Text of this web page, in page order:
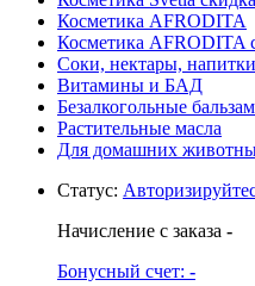
Косметика AFRODITA
Косметика AFRODITA
Соки, нектары, напитки
Витамины и БАД
Безалкогольные
Растительные масла
Для домашних
Статус:
Начисление с заказа -
Бонусный счет: -